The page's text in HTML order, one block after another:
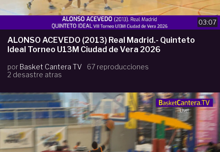
03:07
ALONSO ACEVEDO (2013) Real Madrid.- Quinteto
Ideal Torneo U13M Ciudad de Vera 2026
por Basket Cantera TV
67 reproducciones
2 desastre atras